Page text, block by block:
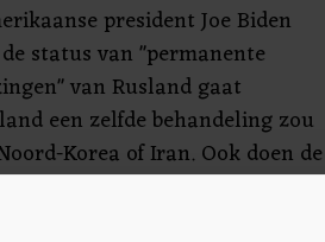
president Joe Biden
status van "permanente
van Rusland gaat
een zelfde behandeling zou
Korea of Iran. Ook doen de
diamanten en